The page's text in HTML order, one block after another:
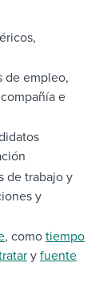
de empleo,
e
de trabajo y
y
, como tiempo
y fuente